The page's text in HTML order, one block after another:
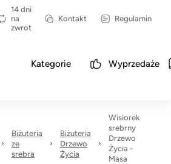
14 dni
na
zwrot
Kontakt Regulamin
Kategorie Wyprzedaże
Biżuteria
ze
srebra
Biżuteria
Drzewo
Życia
Wisiorek
srebrny
Drzewo
Życia -
Masa